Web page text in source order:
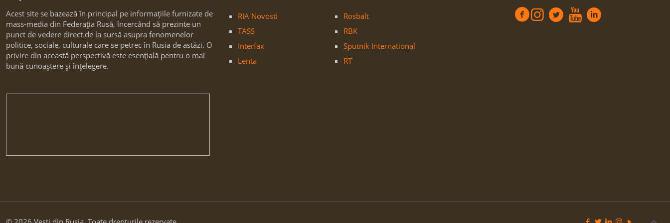
Acest site se bazează în principal pe informațiile furnizate de
mass-media din Federația Rusă, încercând să prezinte un
punct de vedere direct de la sursă asupra fenomenelor
politice, sociale, culturale care se petrec în Rusia de astăzi. O
privire din această perspectivă este esențială pentru o mai
bună cunoaștere și înțelegere.
RIA Novosti
TASS
Interfax
Lenta
Rosbalt
RBK
Sputnik International
RT